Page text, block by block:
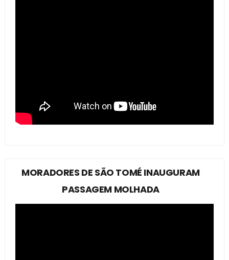
MORADORES DE SÃO TOMÉ INAUGURAM
PASSAGEM MOLHADA